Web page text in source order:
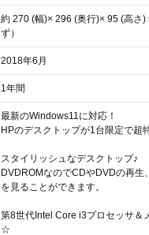
約 270 (幅)× 296 (奥行)× 95 (高さ)
ず）
2018年6月
1年間
最新のWindows11に対応！
HPのデスクトップが1台限定で超
スタイリッシュなデスクトップ♪
DVDROMなのでCDやDVDの再生
を見ることができます。
第8世代Intel Core i3プロセッサ＆
☆